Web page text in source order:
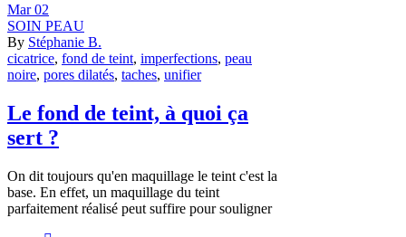
Mar 02
SOIN PEAU
By Stéphanie B.
cicatrice, fond de teint, imperfections, peau
noire, pores dilatés, taches, unifier
Le fond de teint, à quoi ça
sert ?
On dit toujours qu'en maquillage le teint c'est la
base. En effet, un maquillage du teint
parfaitement réalisé peut suffire pour souligner